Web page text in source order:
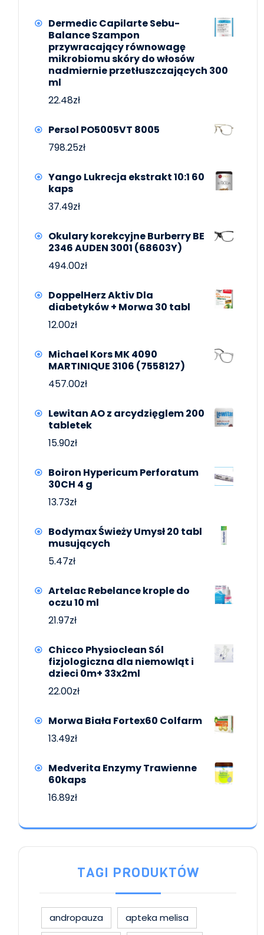
Dermedic Capilarte Sebu-
Balance Szampon
przywracający równowagę
mikrobiomu skóry do włosów
nadmiernie przetłuszczających 300
ml
22.48zł
Persol PO5005VT 8005
798.25zł
Yango Lukrecja ekstrakt 10:1 60
kaps
37.49zł
Okulary korekcyjne Burberry BE
2346 AUDEN 3001 (68603Y)
494.00zł
DoppelHerz Aktiv Dla
diabetyków + Morwa 30 tabl
12.00zł
Michael Kors MK 4090
MARTINIQUE 3106 (7558127)
457.00zł
Lewitan AO z arcydzięglem 200
tabletek
15.90zł
Boiron Hypericum Perforatum
30CH 4 g
13.73zł
Bodymax Świeży Umysł 20 tabl
musujących
5.47zł
Artelac Rebelance krople do
oczu 10 ml
21.97zł
Chicco Physioclean Sól
fizjologiczna dla niemowląt i
dzieci 0m+ 33x2ml
22.00zł
Morwa Biała Fortex60 Colfarm
13.49zł
Medverita Enzymy Trawienne
60kaps
16.89zł
TAGI PRODUKTÓW
andropauza
apteka melisa